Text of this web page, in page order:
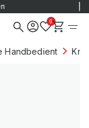
0
Handbedient